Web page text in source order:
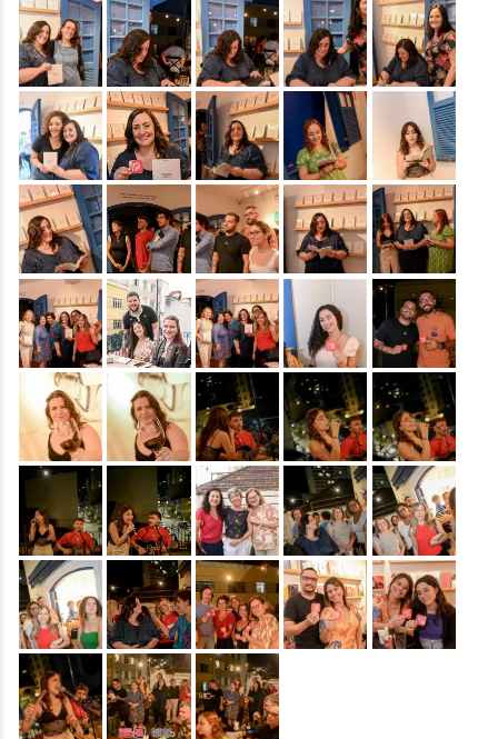
&nbsp; &nbsp; &nbsp; &nbsp; &nbsp;
&nbsp; &nbsp; &nbsp; &nbsp;
&nbsp; &nbsp; &nbsp; &nbsp; &nbsp;
&nbsp; &nbsp; &nbsp; &nbsp; &nbsp;
&nbsp; &nbsp; &nbsp; &nbsp; &nbsp;
&nbsp; &nbsp; &nbsp; &nbsp; &nbsp;
&nbsp; &nbsp; &nbsp; &nbsp; &nbsp;
&nbsp; &nbsp; &nbsp;